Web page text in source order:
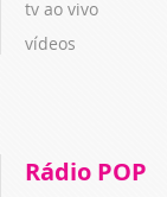
tv ao vivo
vídeos
Rádio POP